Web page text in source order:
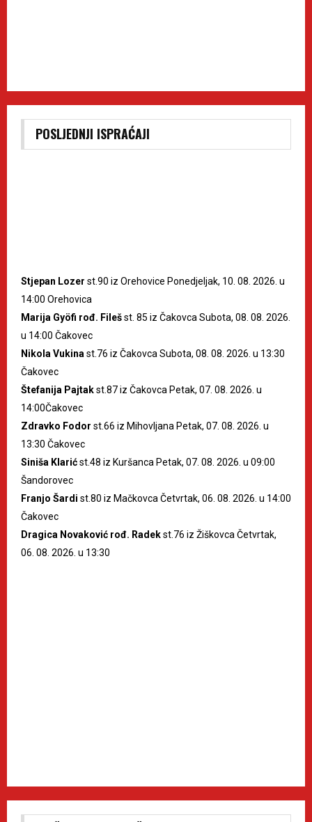
POSLJEDNJI ISPRAĆAJI
Stjepan Lozer st.90 iz Orehovice Ponedjeljak, 10. 08. 2026. u
14:00 Orehovica
Marija Gyöfi rođ. Filešst. 85 iz Čakovca Subota, 08. 08. 2026.
u 14:00 Čakovec
Nikola Vukina st.76 iz Čakovca Subota, 08. 08. 2026. u 13:30
Čakovec
Štefanija Pajtakst.87 iz Čakovca Petak, 07. 08. 2026. u
14:00Čakovec
Zdravko Fodor st.66 iz Mihovljana Petak, 07. 08. 2026. u
13:30 Čakovec
Siniša Klarićst.48 iz Kuršanca Petak, 07. 08. 2026. u 09:00
Šandorovec
Franjo Šardi st.80 iz Mačkovca Četvrtak, 06. 08. 2026. u 14:00
Čakovec
Dragica Novaković rođ. Radekst.76 iz Žiškovca Četvrtak,
06. 08. 2026. u 13:30